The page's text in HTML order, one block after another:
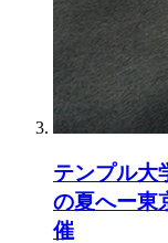
テンプル大
の夏へー東
催